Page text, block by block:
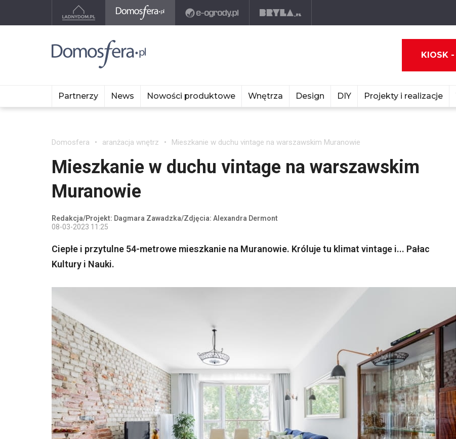
KIOSK -
Partnerzy News Nowości produktowe Wnętrza Design DIY Projekty i realizacje
Domosfera aranżacja wnętrz Mieszkanie w duchu vintage na warszawskim Muranowie
Mieszkanie w duchu vintage na warszawskim
Muranowie
Redakcja/Projekt: Dagmara Zawadzka/Zdjęcia: Alexandra Dermont
08-03-2023 11:25
Ciepłe i przytulne 54-metrowe mieszkanie na Muranowie. Króluje tu klimat vintage i... Pałac
Kultury i Nauki.